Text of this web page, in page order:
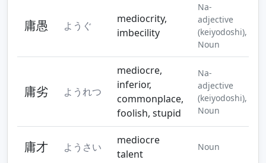
庸愚 ようぐ
mediocrity,
imbecility
Na-
adjective
(keiyodoshi),
Noun
庸劣 ようれつ
mediocre,
inferior,
commonplace,
foolish, stupid
Na-
adjective
(keiyodoshi),
Noun
庸才 ようさい
mediocre
talent
Noun